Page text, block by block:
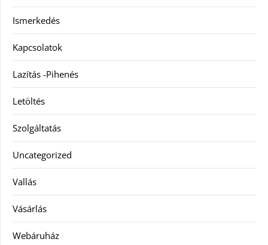
Ismerkedés
Kapcsolatok
Lazítás -Pihenés
Letöltés
Szolgáltatás
Uncategorized
Vallás
Vásárlás
Webáruház